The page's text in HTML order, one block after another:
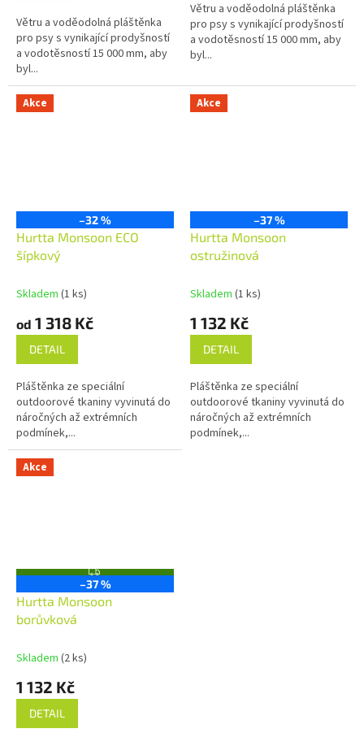
Větru a voděodolná pláštěnka
pro psy s vynikající prodyšností
a vodotěsností 15 000 mm, aby
byl...
5
hvězdiček.
Větru a voděodolná pláštěnka
pro psy s vynikající prodyšností
a vodotěsností 15 000 mm, aby
byl...
Akce
–32 %
Hurtta Monsoon ECO
šípkový
Skladem (1 ks)
od 1 318 Kč
DETAIL
Pláštěnka ze speciální
outdoorové tkaniny vyvinutá do
náročných až extrémních
podmínek,...
Akce
–37 %
Hurtta Monsoon
ostružinová
Skladem (1 ks)
1 132 Kč
DETAIL
Pláštěnka ze speciální
outdoorové tkaniny vyvinutá do
náročných až extrémních
podmínek,...
Akce
Z
D
A
R
–37 %
Hurtta Monsoon
borůvková
Skladem (2 ks)
1 132 Kč
DETAIL